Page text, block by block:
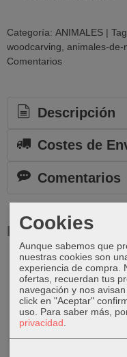
Categoría: ANIMALES |
woodcarving animales-de-
Comentarios
Descripción
Costes de
Comentarios
Productos
Búho de
Agotado
Cookies
Aunque sabemos que
nuestras cookies son
experiencia de compra.
ofertas, recuerdan tus
navegación y nos
click en "Aceptar"
uso. Para saber más,
privacidad